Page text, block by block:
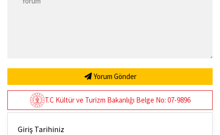
Yorum Gönder
T.C Kültür ve Turizm Bakanlığı Belge No: 07-9896
Giriş Tarihiniz